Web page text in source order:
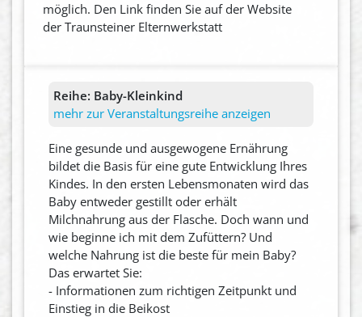
möglich. Den Link finden Sie auf der Website
der Traunsteiner Elternwerkstatt
Reihe: Baby-Kleinkind
mehr zur Veranstaltungsreihe anzeigen
Eine gesunde und ausgewogene Ernährung
bildet die Basis für eine gute Entwicklung Ihres
Kindes. In den ersten Lebensmonaten wird das
Baby entweder gestillt oder erhält
Milchnahrung aus der Flasche. Doch wann und
wie beginne ich mit dem Zufüttern? Und
welche Nahrung ist die beste für mein Baby?
Das erwartet Sie:
- Informationen zum richtigen Zeitpunkt und
Einstieg in die Beikost